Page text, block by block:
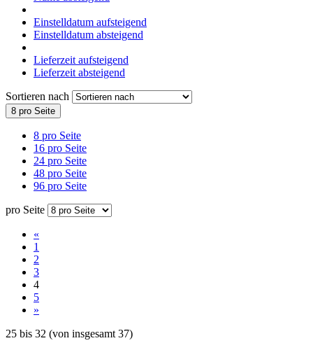
Einstelldatum aufsteigend
Einstelldatum absteigend
Lieferzeit aufsteigend
Lieferzeit absteigend
Sortieren nach
8 pro Seite
8 pro Seite
16 pro Seite
24 pro Seite
48 pro Seite
96 pro Seite
pro Seite
«
1
2
3
4
5
»
25 bis 32 (von insgesamt 37)